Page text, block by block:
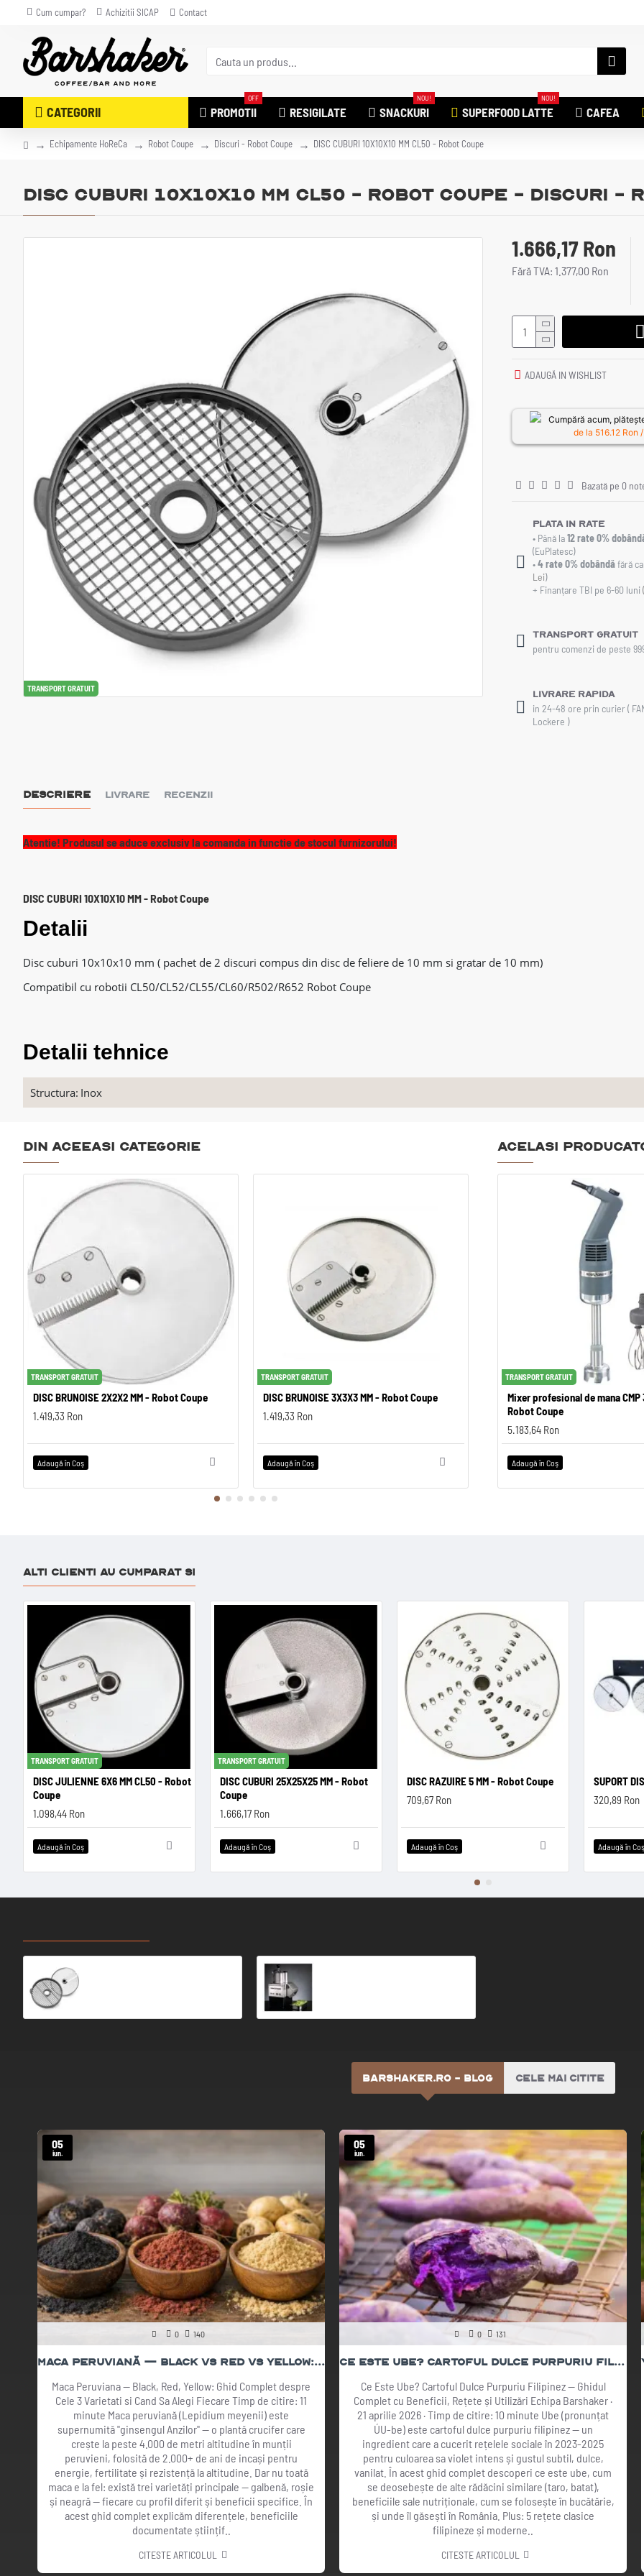
Cum cumpar? Achizitii SICAP Contact
CATEGORII PROMOTII
OFF
RESIGILATE SNACKURI
NOU!
SUPERFOOD LATTE
NOU!
CAFEA
Echipamente HoReCa Robot Coupe Discuri - Robot Coupe DISC CUBURI 10X10X10 MM CL50 - Robot Coupe
DISC CUBURI 10X10X10 MM CL50 - Robot Coupe - Discuri -
TRANSPORT GRATUIT
Bazată pe 0
1.666,17 Ron
Fără TVA: 1.377,00 Ron
ADAUGĂ IN WISHLIST
Cumpără acum,
de la 516.12 Ron
Plata in rate
• Până la12 rate 0%
(EuPlatesc)
•4 rate 0% dobândăfără
Lei)
+ Finanțare TBI pe 6-60 luni
Transport gratuit
pentru comenzi de peste
Livrare rapida
in 24-48 ore prin curier (
Lockere )
DESCRIERE LIVRARE RECENZII
Atentie! Produsul se aduce exclusiv la comanda in functie de stocul furnizorului!
DISC CUBURI 10X10X10 MM - Robot Coupe
Detalii
Disc cuburi 10x10x10 mm ( pachet de 2 discuri compus din disc de feliere de 10 mm si gratar de 10 mm)
Compatibil cu robotii CL50/CL52/CL55/CL60/R502/R652 Robot Coupe
Detalii tehnice
Structura: Inox
Din aceeasi categorie
TRANSPORT GRATUIT
DISC BRUNOISE 2X2X2 MM - Robot Coupe
1.419,33 Ron
Adaugă în Coş
TRANSPORT GRATUIT
DISC BRUNOISE 3X3X3 MM - Robot Coupe
1.419,33 Ron
Adaugă în Coş
TRANSPORT GRATUIT
DISC BRUNOISE 4X4X4 MM -
1.419,33 Ron
Adaugă în Coş
Acelasi
TRANSPORT GRATUIT
Mixer profesional de mana
Robot Coupe
5.183,64 Ron
Adaugă în Coş
ALTI CLIENTI AU CUMPARAT SI
TRANSPORT GRATUIT
DISC JULIENNE 6X6 MM CL50 - Robot
Coupe
1.098,44 Ron
Adaugă în Coş
TRANSPORT GRATUIT
DISC CUBURI 25X25X25 MM - Robot
Coupe
1.666,17 Ron
Adaugă în Coş
DISC RAZUIRE 5 MM - Robot Coupe
709,67 Ron
Adaugă în Coş
SUPORT
320,89 Ron
Adaugă în Coş
BARSHAKER.RO - BLOG CELE MAI CITITE
05
iun.
0 140
Maca Peruviană — Black vs Red vs Yellow: Ghid Complet 2026 | The Botanist
Maca Peruviana — Black, Red, Yellow: Ghid Complet despre
Cele 3 Varietati si Cand Sa Alegi Fiecare Timp de citire: 11
minute Maca peruviană (Lepidium meyenii) este
supernumită "ginsengul Anzilor" — o plantă crucifer care
crește la peste 4.000 de metri altitudine în munții
peruvieni, folosită de 2.000+ de ani de incași pentru
energie, fertilitate și rezistență la altitudine. Dar nu toată
maca e la fel: există trei varietăți principale — galbenă, roșie
și neagră — fiecare cu profil diferit și beneficii specifice. În
acest ghid complet explicăm diferențele, beneficiile
documentate științif..
CITESTE ARTICOLUL
05
iun.
0 131
Ce Este Ube? Cartoful Dulce Purpuriu Filipinez — Ghid Complet + Rețete
Ce Este Ube? Cartoful Dulce Purpuriu Filipinez — Ghidul
Complet cu Beneficii, Rețete și Utilizări Echipa Barshaker ·
21 aprilie 2026 · Timp de citire: 10 minute Ube (pronunțat
ÚU-be) este cartoful dulce purpuriu filipinez — un
ingredient care a cucerit rețelele sociale în 2023-2025
pentru culoarea sa violet intens și gustul subtil, dulce,
vanilat. În acest ghid complet descoperi ce este ube, cum
se deosebește de alte rădăcini similare (taro, batat),
beneficiile sale nutriționale, cum se folosește în bucătărie,
și unde îl găsești în România. Plus: 5 rețete clasice
filipineze și moderne..
CITESTE ARTICOLUL